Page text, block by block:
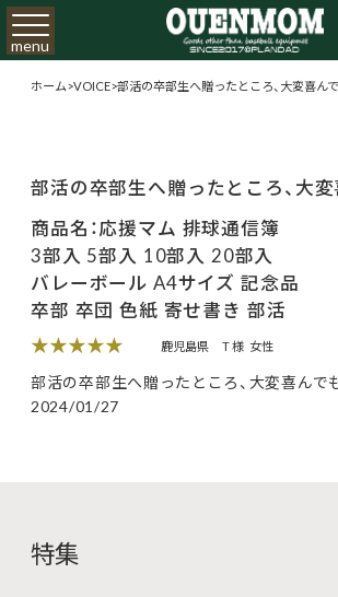
menu
ホーム>VOICE>部活の卒部生へ贈ったところ、大変喜ん
部活の卒部生へ贈ったところ、大
商品名：応援マム 排球通信簿
3部入 5部入 10部入 20部入
バレーボール A4サイズ 記念品
卒部 卒団 色紙 寄せ書き 部活
★★★★★
鹿児島県 T 様 女性
部活の卒部生へ贈ったところ、大変喜んで
2024/01/27
特集